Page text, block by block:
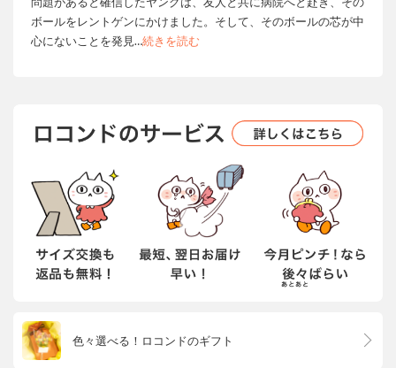
ボールをレントゲンにかけました。そして、そのボールの芯が中
心にないことを発見…続きを読む
色々選べる！ロコンドのギフト